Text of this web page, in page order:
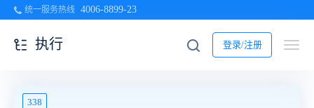
统一服务热线 4006-8899-23
登录/注册
执行
338